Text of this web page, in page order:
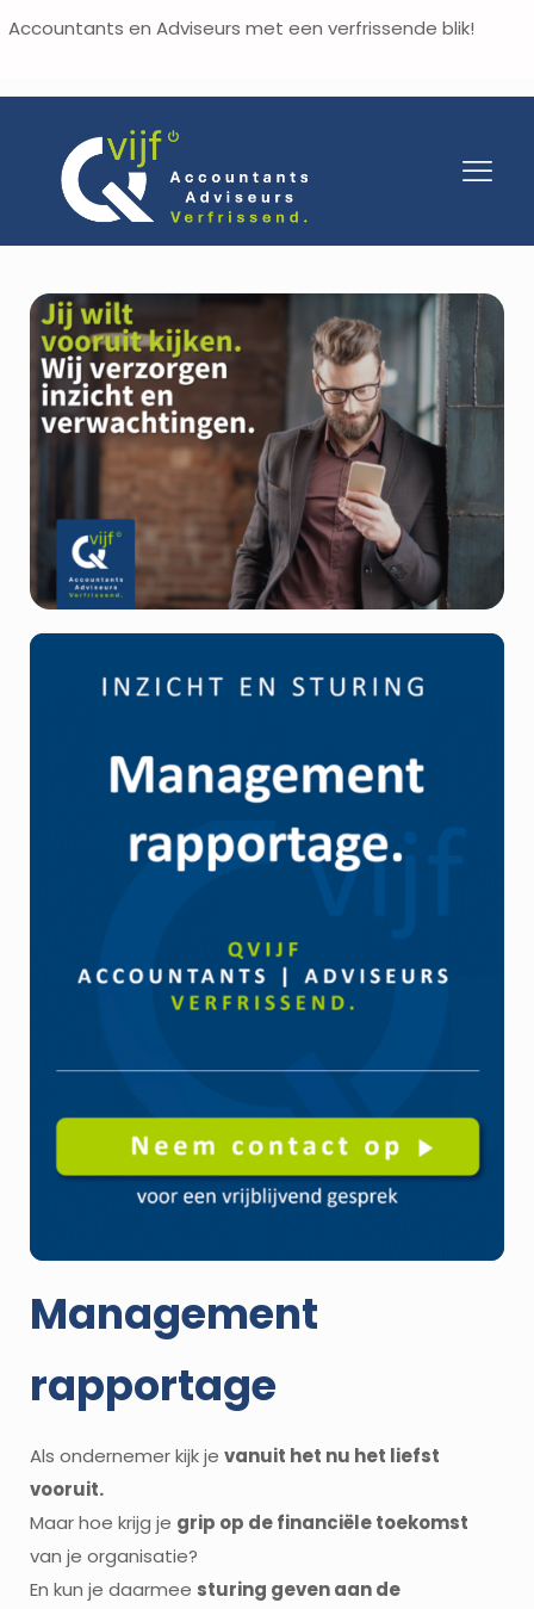
Accountants en Adviseurs met een verfrissende blik!
Management
rapportage
Als ondernemer kijk je vanuit het nu het liefst
vooruit.
Maar hoe krijg je grip op de financiële toekomst
van je organisatie?
En kun je daarmee sturing geven aan de